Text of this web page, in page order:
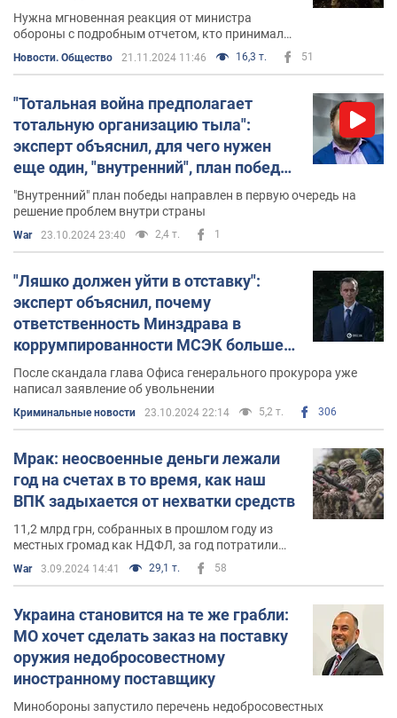
Нужна мгновенная реакция от министра
обороны с подробным отчетом, кто принимал
мины, кто подписывал документы, кто и как
наказан за поставку некачественных мин.
Новости. Общество 21.11.2024 11:46 16,3 т. 51
"Тотальная война предполагает
тотальную организацию тыла":
эксперт объяснил, для чего нужен
еще один, "внутренний", план победы.
Видео
"Внутренний" план победы направлен в первую очередь на
решение проблем внутри страны
War 23.10.2024 23:40 2,4 т. 1
"Ляшко должен уйти в отставку":
эксперт объяснил, почему
ответственность Минздрава в
коррумпированности МСЭК больше
за ОГП. Видео
После скандала глава Офиса генерального прокурора уже
написал заявление об увольнении
Криминальные новости 23.10.2024 22:14 5,2 т. 306
Мрак: неосвоенные деньги лежали
год на счетах в то время, как наш
ВПК задыхается от нехватки средств
11,2 млрд грн, собранных в прошлом году из
местных громад как НДФЛ, за год потратили
War 3.09.2024 14:41 29,1 т. 58
Украина становится на те же грабли:
МО хочет сделать заказ на поставку
оружия недобросовестному
иностранному поставщику
Минобороны запустило перечень недобросовестных